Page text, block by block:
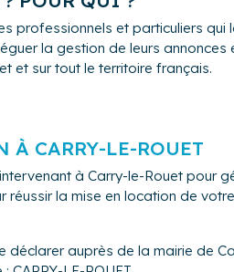
professionnels et particuliers
la gestion de leurs
et sur tout le territoire français.
À CARRY-LE-ROUET
à Carry-le-Rouet pour
la mise en location de
déclarer auprès de la mairie de